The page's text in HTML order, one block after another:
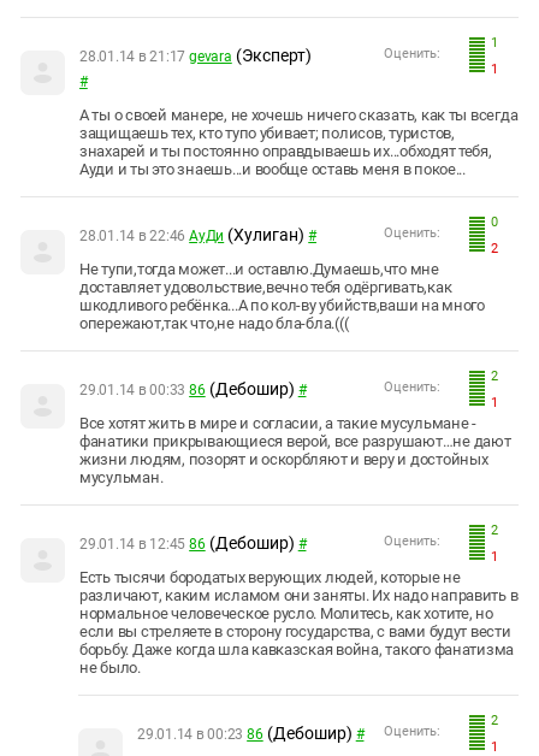
1
1
Оценить:
28.01.14 в 21:17 gevara (Эксперт)
#
А ты о своей манере, не хочешь ничего сказать, как ты всегда
защищаешь тех, кто тупо убивает; полисов, туристов,
знахарей и ты постоянно оправдываешь их...обходят тебя,
Ауди и ты это знаешь...и вообще оставь меня в покое...
0
2
Оценить:
28.01.14 в 22:46 АуДи (Хулиган) #
Не тупи,тогда может...и оставлю.Думаешь,что мне
доставляет удовольствие,вечно тебя одёргивать,как
шкодливого ребёнка...А по кол-ву убийств,ваши на много
опережают,так что,не надо бла-бла.(((
2
1
Оценить:
29.01.14 в 00:33 86 (Дебошир) #
Все хотят жить в мире и согласии, а такие мусульмане -
фанатики прикрывающиеся верой, все разрушают…не дают
жизни людям, позорят и оскорбляют и веру и достойных
мусульман.
2
1
Оценить:
29.01.14 в 12:45 86 (Дебошир) #
Есть тысячи бородатых верующих людей, которые не
различают, каким исламом они заняты. Их надо направить в
нормальное человеческое русло. Молитесь, как хотите, но
если вы стреляете в сторону государства, с вами будут вести
борьбу. Даже когда шла кавказская война, такого фанатизма
не было.
2
1
Оценить:
29.01.14 в 00:23 86 (Дебошир) #